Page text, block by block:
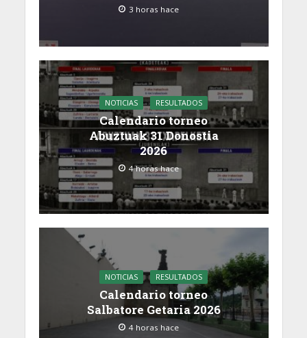
3 horas hace
NOTICIAS RESULTADOS
Calendario torneo
Abuztuak 31 Donostia
2026
4 horas hace
NOTICIAS RESULTADOS
Calendario torneo
Salbatore Getaria 2026
4 horas hace